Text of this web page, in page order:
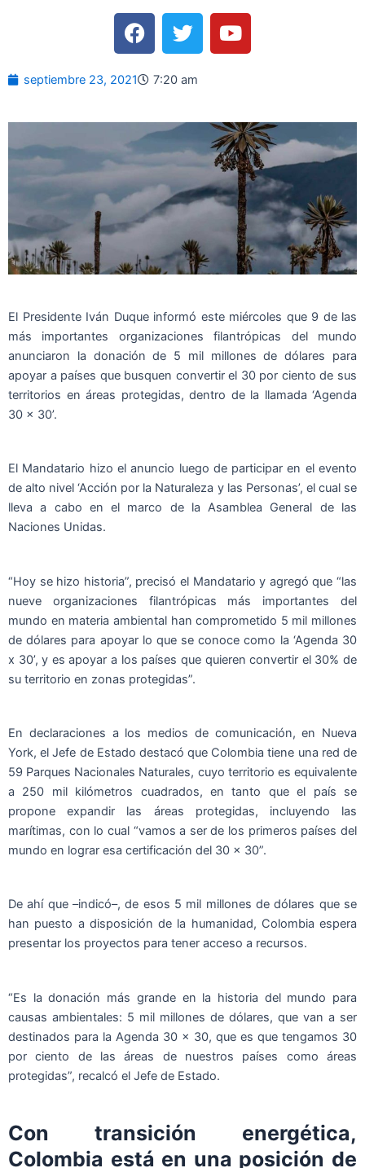
F
a
c
e
o
k
T
w
i
t
Y
o
u
e
septiembre 23, 2021 7:20 am
El Presidente Iván Duque informó este miércoles que 9 de las
más importantes organizaciones filantrópicas del mundo
anunciaron la donación de 5 mil millones de dólares para
apoyar a países que busquen convertir el 30 por ciento de sus
territorios en áreas protegidas, dentro de la llamada ‘Agenda
30 x 30’.
El Mandatario hizo el anuncio luego de participar en el evento
de alto nivel ‘Acción por la Naturaleza y las Personas’, el cual se
lleva a cabo en el marco de la Asamblea General de las
Naciones Unidas.
“Hoy se hizo historia”, precisó el Mandatario y agregó que “las
nueve organizaciones filantrópicas más importantes del
mundo en materia ambiental han comprometido 5 mil millones
de dólares para apoyar lo que se conoce como la ‘Agenda 30
x 30’, y es apoyar a los países que quieren convertir el 30% de
su territorio en zonas protegidas”.
En declaraciones a los medios de comunicación, en Nueva
York, el Jefe de Estado destacó que Colombia tiene una red de
59 Parques Nacionales Naturales, cuyo territorio es equivalente
a 250 mil kilómetros cuadrados, en tanto que el país se
propone expandir las áreas protegidas, incluyendo las
marítimas, con lo cual “vamos a ser de los primeros países del
mundo en lograr esa certificación del 30 x 30”.
De ahí que –indicó–, de esos 5 mil millones de dólares que se
han puesto a disposición de la humanidad, Colombia espera
presentar los proyectos para tener acceso a recursos.
“Es la donación más grande en la historia del mundo para
causas ambientales: 5 mil millones de dólares, que van a ser
destinados para la Agenda 30 x 30, que es que tengamos 30
por ciento de las áreas de nuestros países como áreas
protegidas”, recalcó el Jefe de Estado.
Con transición energética,
Colombia está en una posición de